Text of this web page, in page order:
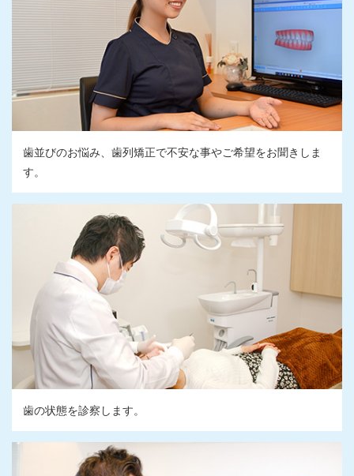
歯並びのお悩み、歯列矯正で不安な事やご希望をお聞きしま
す。
歯の状態を診察します。